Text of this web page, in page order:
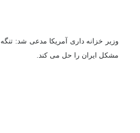
وزیر خزانه داری آمریکا مدعی شد:
مشکل ایران را حل می کند.